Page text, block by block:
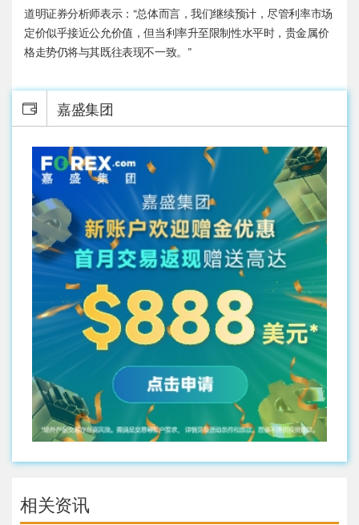
道明证券分析师表示：“总体而言，我们继续预计，尽管利率市场
定价似乎接近公允价值，但当利率升至限制性水平时，贵金属价
格走势仍将与其既往表现不一致。”
嘉盛集团
相关资讯